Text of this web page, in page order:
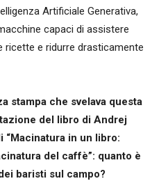
Artificiale Generativa,
capaci di assistere
ricette e ridurre drasticamente
stampa che svelava questa
del libro di Andrej
“Macinatura in un libro:
del caffè”: quanto è
baristi sul campo?